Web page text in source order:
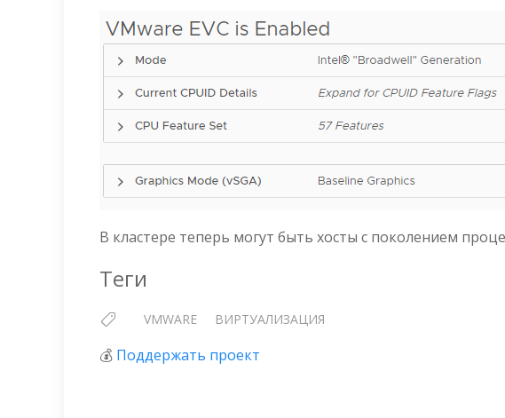
В кластере теперь могут быть хосты с поколением
Теги
VMWARE ВИРТУАЛИЗАЦИЯ
💰 Поддержать проект